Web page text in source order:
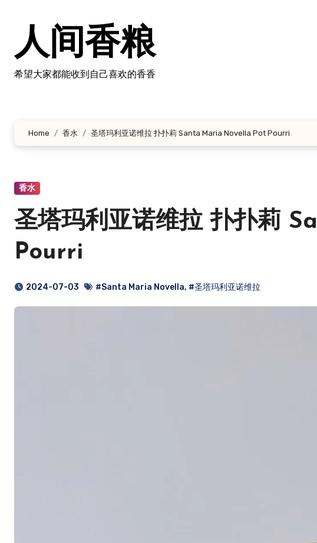
人间香粮
希望大家都能收到自己喜欢的香香
Home 香水 圣塔玛利亚诺维拉 扑扑莉 Santa Maria Novella Pot Pourri
香水
圣塔玛利亚诺维拉 扑扑莉
Pourri
2024-07-03 #Santa Maria Novella, #圣塔玛利亚诺维拉